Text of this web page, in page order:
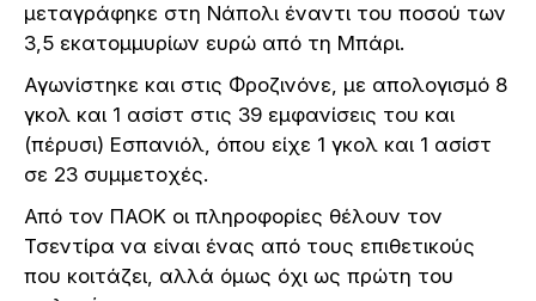
μεταγράφηκε στη Νάπολι έναντι του ποσού των
3,5 εκατομμυρίων ευρώ από τη Μπάρι.
Αγωνίστηκε και στις Φροζινόνε, με απολογισμό 8
γκολ και 1 ασίστ στις 39 εμφανίσεις του και
(πέρυσι) Εσπανιόλ, όπου είχε 1 γκολ και 1 ασίστ
σε 23 συμμετοχές.
Από τον ΠΑΟΚ οι πληροφορίες θέλουν τον
Τσεντίρα να είναι ένας από τους επιθετικούς
που κοιτάζει, αλλά όμως όχι ως πρώτη του